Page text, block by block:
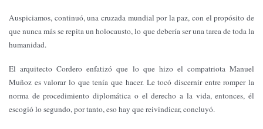
Auspiciamos, continuó, una cruzada mundial por la paz, con el propósito de
que nunca más se repita un holocausto, lo que debería ser una tarea de toda la
humanidad.
El arquitecto Cordero enfatizó que lo que hizo el compatriota Manuel
Muñoz es valorar lo que tenía que hacer. Le tocó discernir entre romper la
norma de procedimiento diplomática o el derecho a la vida, entonces, él
escogió lo segundo, por tanto, eso hay que reivindicar, concluyó.